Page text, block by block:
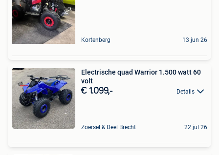
Kortenberg 13 jun 26
Electrische quad Warrior 1.500 watt 60
volt
€ 1.099,- Details
Zoersel & Deel Brecht 22 jul 26